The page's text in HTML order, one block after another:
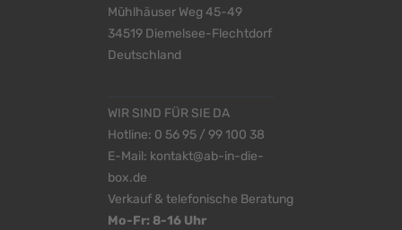
Mühlhäuser Weg 45-49
34519 Diemelsee-Flechtdorf
Deutschland
WIR SIND FÜR SIE DA
Hotline: 0 56 95 / 99 100 38
E-Mail: kontakt@ab-in-die-
box.de
Verkauf & telefonische Beratung
Mo-Fr: 8-16 Uhr